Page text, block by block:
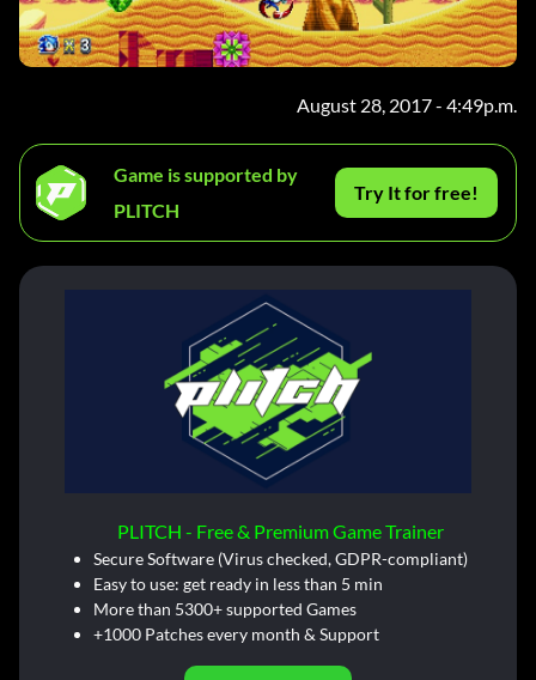
August 28, 2017 - 4:49p.m.
Game is supported by
PLITCH
Try It for free!
PLITCH - Free & Premium Game Trainer
Secure Software (Virus checked, GDPR-compliant)
Easy to use: get ready in less than 5 min
More than 5300+ supported Games
+1000 Patches every month & Support